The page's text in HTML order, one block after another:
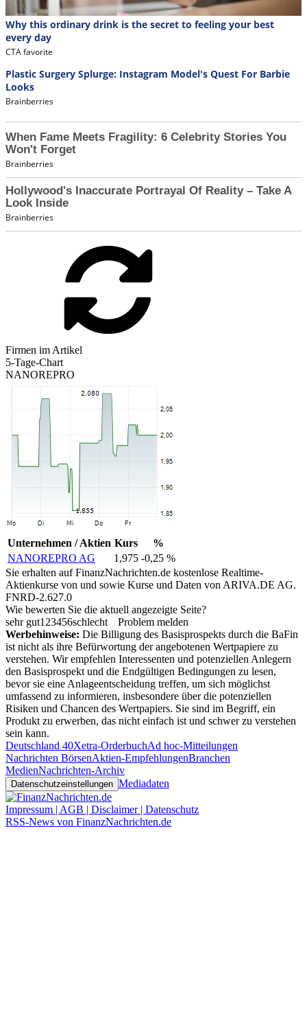
Firmen im Artikel
5-Tage-Chart
NANOREPRO
Unternehmen / Aktien Kurs
%
NANOREPRO AG
1,975 -0,25 %
Sie erhalten auf FinanzNachrichten.de kostenlose Realtime-
Aktienkurse von und sowie Kurse und Daten von ARIVA.DE AG.
FNRD-2.627.0
Wie bewerten Sie die aktuell angezeigte Seite?
sehr gut1 23456schlecht
Problem melden
Werbehinweise: Die Billigung des Basisprospekts durch die BaFin
ist nicht als ihre Befürwortung der angebotenen Wertpapiere zu
verstehen. Wir empfehlen Interessenten und potenziellen Anlegern
den Basisprospekt und die Endgültigen Bedingungen zu lesen,
bevor sie eine Anlageentscheidung treffen, um sich möglichst
umfassend zu informieren, insbesondere über die potenziellen
Risiken und Chancen des Wertpapiers. Sie sind im Begriff, ein
Produkt zu erwerben, das nicht einfach ist und schwer zu verstehen
sein kann.
Deutschland 40Xetra-OrderbuchAd hoc-Mitteilungen
Nachrichten BörsenAktien-EmpfehlungenBranchen
MedienNachrichten-Archiv
Datenschutzeinstellungen Mediadaten
Impressum | AGB | Disclaimer | Datenschutz
RSS-News von FinanzNachrichten.de